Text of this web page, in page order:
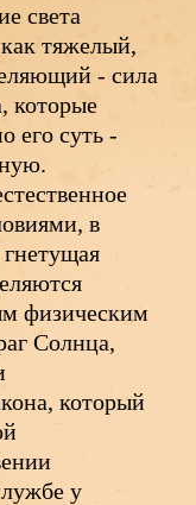
света
тяжелый,
- сила
которые
его суть -
в
физическим
Солнца,
который
у